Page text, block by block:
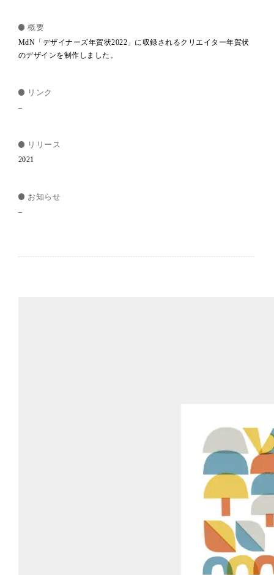
概要
MdN「デザイナーズ年賀状2022」に収録されるクリエイター年賀状
のデザインを制作しました。
リンク
–
リリース
2021
お知らせ
–